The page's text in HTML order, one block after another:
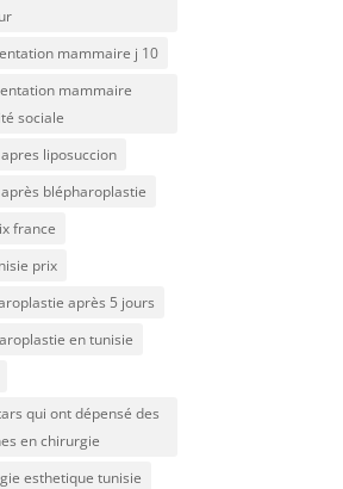
mammaire j 10
mammaire
sociale
liposuccion
blépharoplastie
france
prix
après 5 jours
en tunisie
qui ont dépensé des
en chirurgie
esthetique tunisie